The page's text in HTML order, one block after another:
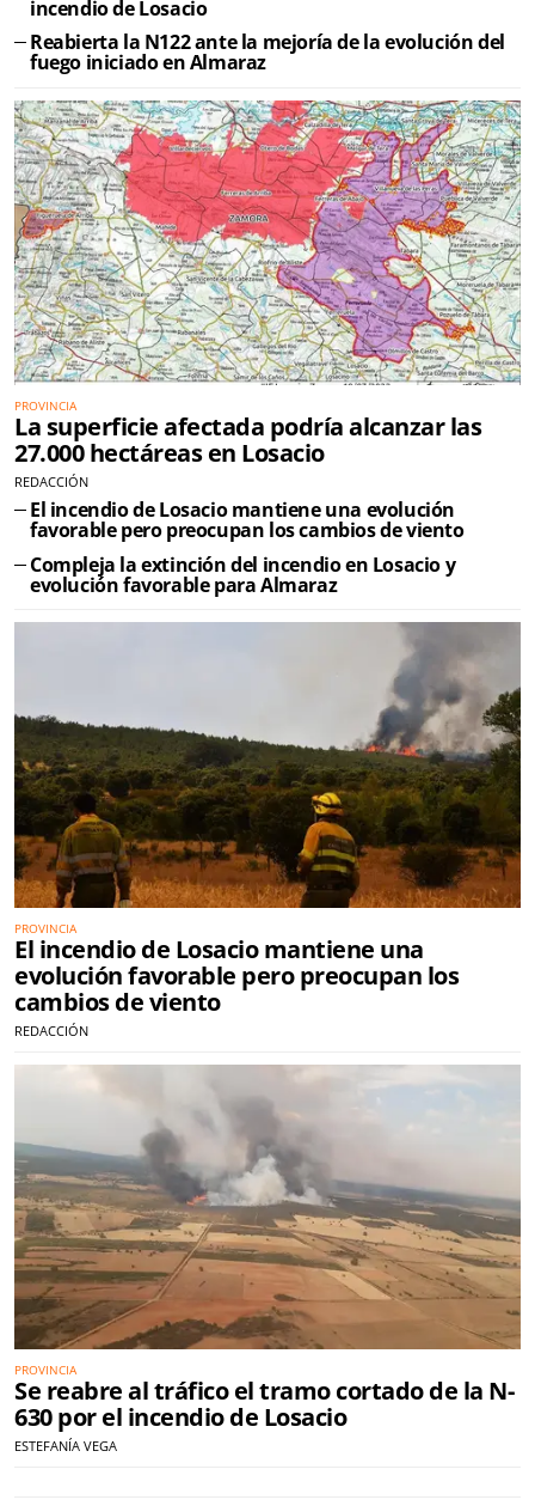
incendio de Losacio
Reabierta la N122 ante la mejoría de la evolución del
fuego iniciado en Almaraz
PROVINCIA
La superficie afectada podría alcanzar las
27.000 hectáreas en Losacio
REDACCIÓN
El incendio de Losacio mantiene una evolución
favorable pero preocupan los cambios de viento
Compleja la extinción del incendio en Losacio y
evolución favorable para Almaraz
PROVINCIA
El incendio de Losacio mantiene una
evolución favorable pero preocupan los
cambios de viento
REDACCIÓN
PROVINCIA
Se reabre al tráfico el tramo cortado de la N-
630 por el incendio de Losacio
ESTEFANÍA VEGA